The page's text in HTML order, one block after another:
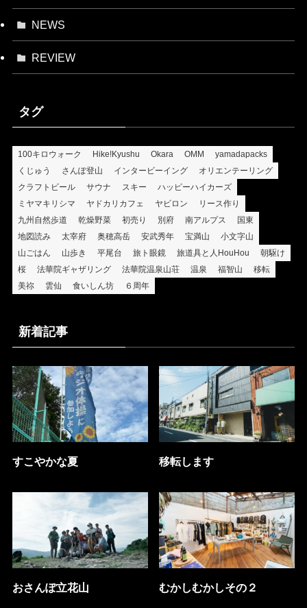
NEWS
REVIEW
タグ
100キロウォーク Hike!Kyushu Okara OMM
yamadapacks
くじゅう
さんぽ登山 インタービーイング
オリエンテーリング
クラフトビール
サウナ スキー
ハッピーハイカーズ
ミヤマキリシマ
ヤドカリカフェ ヤビロン
リース作り
九州自然歩道
乾燥野菜 初売り 別府 南アルプス
国東
地図読み
太宰府 奥穂高岳 安武秀年 宝満山
小文字山
山ごはん
山歩き 平尾台 旅ト眼鏡 旅道具と人HouHou
朝駆け
桜
法華院ギャザリング 法華院温泉山荘 温泉 福智山
移転
美祢
雲仙 食いしん坊 ６周年
新着記事
すこやかな夏 移転します
おさんぽ立花山 むかしむかしその２